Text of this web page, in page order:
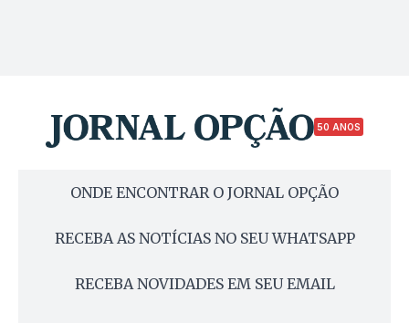
50 ANOS
ONDE ENCONTRAR O JORNAL OPÇÃO
RECEBA AS NOTÍCIAS NO SEU WHATSAPP
RECEBA NOVIDADES EM SEU EMAIL